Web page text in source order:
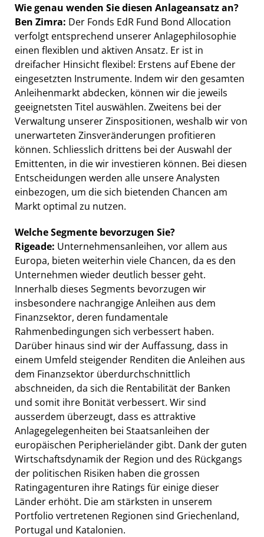
Wie genau wenden Sie diesen Anlageansatz an?
Ben Zimra: Der Fonds EdR Fund Bond Allocation
verfolgt entsprechend unserer Anlagephilosophie
einen flexiblen und aktiven Ansatz. Er ist in
dreifacher Hinsicht flexibel: Erstens auf Ebene der
eingesetzten Instrumente. Indem wir den gesamten
Anleihenmarkt abdecken, können wir die jeweils
geeignetsten Titel auswählen. Zweitens bei der
Verwaltung unserer Zinspositionen, weshalb wir von
unerwarteten Zinsveränderungen profitieren
können. Schliesslich drittens bei der Auswahl der
Emittenten, in die wir investieren können. Bei diesen
Entscheidungen werden alle unsere Analysten
einbezogen, um die sich bietenden Chancen am
Markt optimal zu nutzen.
Welche Segmente bevorzugen Sie?
Rigeade: Unternehmensanleihen, vor allem aus
Europa, bieten weiterhin viele Chancen, da es den
Unternehmen wieder deutlich besser geht.
Innerhalb dieses Segments bevorzugen wir
insbesondere nachrangige Anleihen aus dem
Finanzsektor, deren fundamentale
Rahmenbedingungen sich verbessert haben.
Darüber hinaus sind wir der Auffassung, dass in
einem Umfeld steigender Renditen die Anleihen aus
dem Finanzsektor überdurchschnittlich
abschneiden, da sich die Rentabilität der Banken
und somit ihre Bonität verbessert. Wir sind
ausserdem überzeugt, dass es attraktive
Anlagegelegenheiten bei Staatsanleihen der
europäischen Peripherieländer gibt. Dank der guten
Wirtschaftsdynamik der Region und des Rückgangs
der politischen Risiken haben die grossen
Ratingagenturen ihre Ratings für einige dieser
Länder erhöht. Die am stärksten in unserem
Portfolio vertretenen Regionen sind Griechenland,
Portugal und Katalonien.